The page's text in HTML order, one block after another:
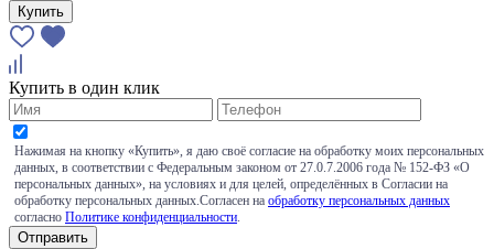
Купить
Купить в один клик
Нажимая на кнопку «Купить», я даю своё согласие на обработку моих персональных
данных, в соответствии с Федеральным законом от 27.0.7.2006 года № 152-ФЗ «О
персональных данных», на условиях и для целей, определённых в Согласии на
обработку персональных данных.Согласен на обработку персональных данных
согласно Политике конфиденциальности